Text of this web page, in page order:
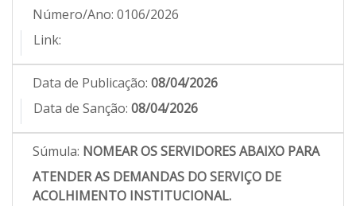
Número/Ano: 0106/2026
Link:
Data de Publicação: 08/04/2026
Data de Sanção: 08/04/2026
Súmula: NOMEAR OS SERVIDORES ABAIXO PARA
ATENDER AS DEMANDAS DO SERVIÇO DE
ACOLHIMENTO INSTITUCIONAL.